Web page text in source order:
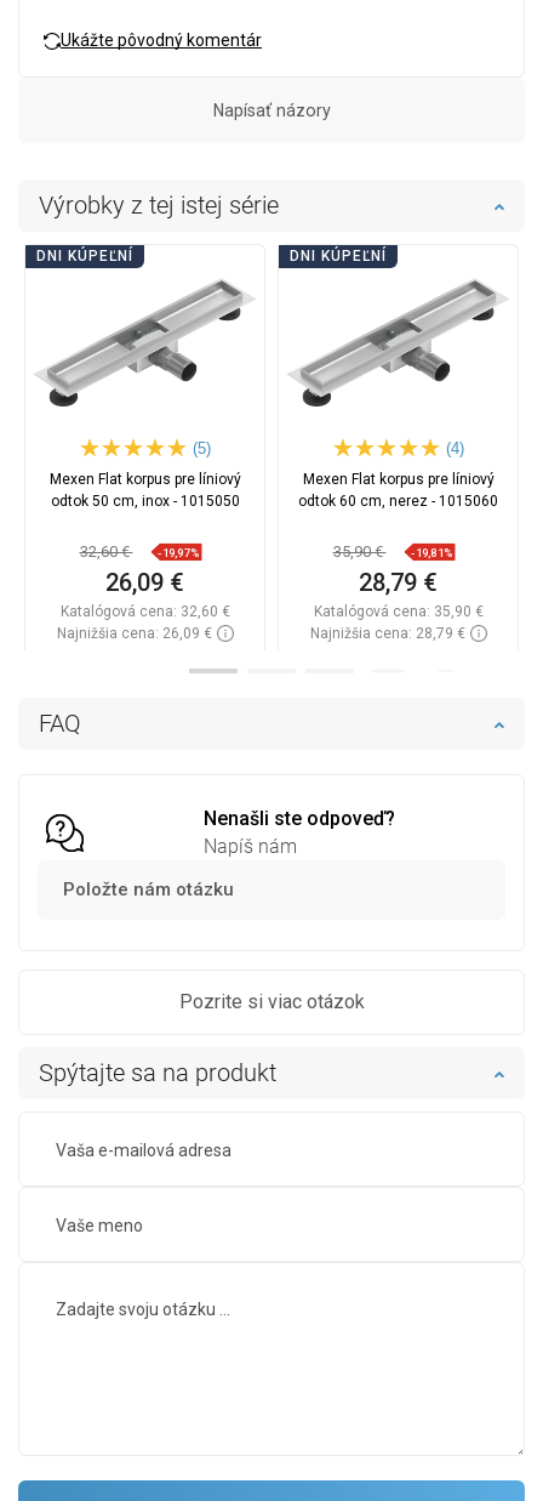
FAQ
Nenašli ste odpoveď?
Napíš nám
Položte nám otázku
Pozrite si viac otázok
Ukážte pôvodný komentár
Napísať názory
Spýtajte sa na produkt
Výrobky z tej istej série
DNI KÚPEĽNÍ
(5)
Mexen Flat korpus pre líniový
odtok 50 cm, inox - 1015050
32,60 € -19,97%
26,09 €
Katalógová cena: 32,60 €
Najnižšia cena: 26,09 €
DNI KÚPEĽNÍ
(4)
Mexen Flat korpus pre líniový
odtok 60 cm, nerez - 1015060
35,90 € -19,81%
28,79 €
Katalógová cena: 35,90 €
Najnižšia cena: 28,79 €